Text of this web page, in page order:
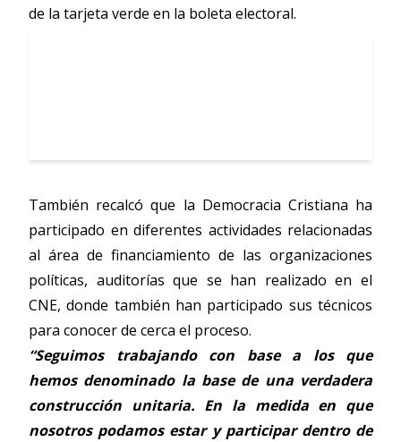
de la tarjeta verde en la boleta electoral.
También recalcó que la Democracia Cristiana ha
participado en diferentes actividades relacionadas
al área de financiamiento de las organizaciones
políticas, auditorías que se han realizado en el
CNE, donde también han participado sus técnicos
para conocer de cerca el proceso.
“Seguimos trabajando con base a los que
hemos denominado la base de una verdadera
construcción unitaria. En la medida en que
nosotros podamos estar y participar dentro de